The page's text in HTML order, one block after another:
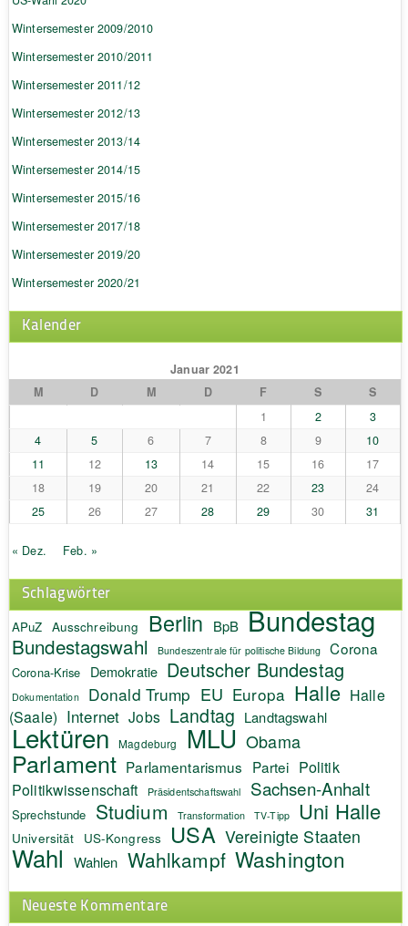
Wintersemester 2009/2010
Wintersemester 2010/2011
Wintersemester 2011/12
Wintersemester 2012/13
Wintersemester 2013/14
Wintersemester 2014/15
Wintersemester 2015/16
Wintersemester 2017/18
Wintersemester 2019/20
Wintersemester 2020/21
Kalender
Januar 2021
M
D M D F S
S
1
2
3
4
5 6 7 8 9
10
11
12 13 14 15 16
17
18
19 20 21 22 23
24
25
26 27 28 29 30 31
« Dez. Feb. »
Schlagwörter
APuZ Ausschreibung Berlin BpB Bundestag
Bundestagswahl Bundeszentrale für politische Bildung Corona
Corona-Krise Demokratie Deutscher Bundestag
Dokumentation Donald Trump EU Europa Halle Halle
(Saale) Internet Jobs Landtag Landtagswahl
Lektüren Magdeburg MLU Obama
Parlament Parlamentarismus Partei Politik
Politikwissenschaft Präsidentschaftswahl Sachsen-Anhalt
Sprechstunde Studium Transformation TV-Tipp Uni Halle
Universität US-Kongress USA Vereinigte Staaten
Wahl Wahlen Wahlkampf Washington
Neueste Kommentare